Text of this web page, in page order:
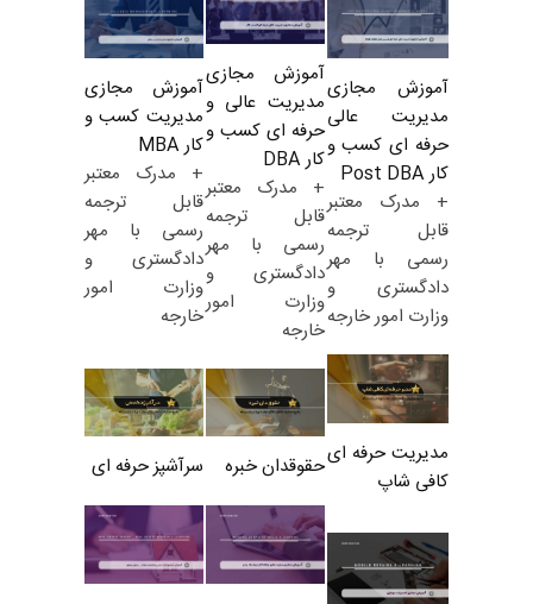
آموزش مجازی
مدیریت عالی
حرفه ای کسب و
کار Post DBA
+ مدرک معتبر
قابل ترجمه
رسمی با مهر
دادگستری و
وزارت امور خارجه
آموزش مجازی
مدیریت عالی و
حرفه ای کسب و
کار DBA
+ مدرک معتبر
قابل ترجمه
رسمی با مهر
دادگستری و
وزارت امور
خارجه
آموزش مجازی
مدیریت کسب و
کار MBA
+ مدرک معتبر
قابل ترجمه
رسمی با مهر
دادگستری و
وزارت امور
خارجه
مدیریت حرفه ای
کافی شاپ
حقوقدان خبره سرآشپز حرفه ای